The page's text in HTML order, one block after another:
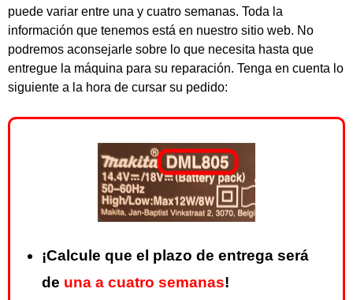
puede variar entre una y cuatro semanas. Toda la
información que tenemos está en nuestro sitio web. No
podremos aconsejarle sobre lo que necesita hasta que
entregue la máquina para su reparación. Tenga en cuenta lo
siguiente a la hora de cursar su pedido:
¡Calcule que el plazo de entrega será
de una a cuatro semanas!